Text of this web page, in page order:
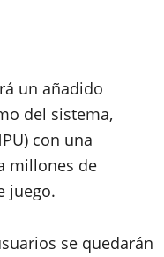
un añadido
del sistema,
con una
millones de
juego.
se quedarán